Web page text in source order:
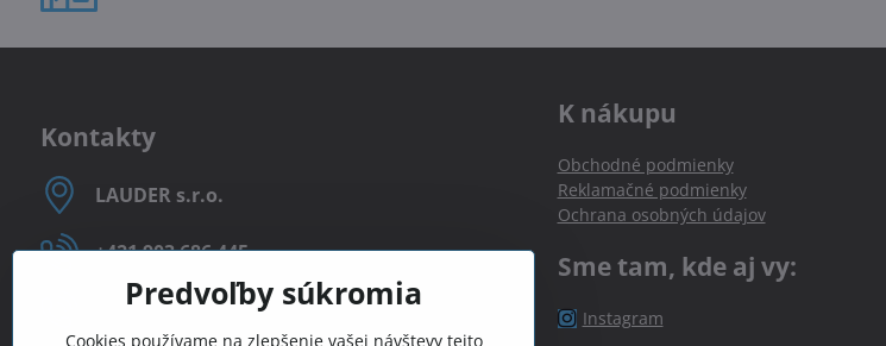
Kontakty
LAUDER s​.r​.o​.
+421 903 686 445
+421 903 225 717
K nákupu
Obchodné podmienky
Reklamačné podmienky
Ochrana osobných údajov
Sme tam, kde aj vy:
Instagram
Predvoľby súkromia
Cookies používame na zlepšenie vašej návštevy tejto